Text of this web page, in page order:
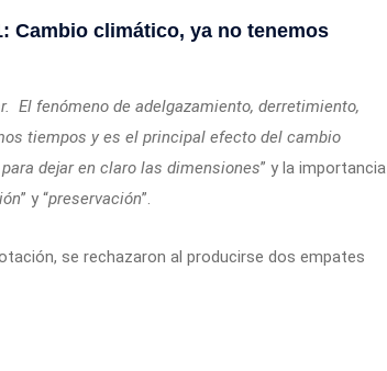
Cambio climático, ya no tenemos
El fenómeno de adelgazamiento, derretimiento,
tiempos y es el principal efecto del cambio
dejar en claro las dimensiones” y la importancia
” y “preservación”.
se rechazaron al producirse dos empates